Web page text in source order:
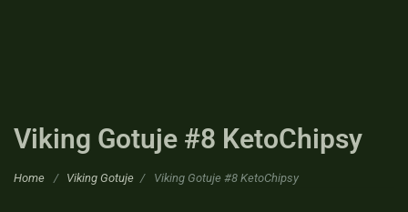
Viking Gotuje #8 KetoChipsy
Home / Viking Gotuje / Viking Gotuje #8 KetoChipsy